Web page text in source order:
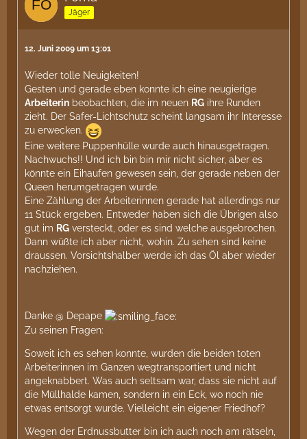
Jäger
12. Juni 2009 um 13:01
Wieder tolle Neuigkeiten!
Gesten und gerade eben konnte ich eine neugierige
Arbeiterin beobachten, die im neuen RG ihre Runden
zieht. Der Safer-Lichtschutz scheint langsam ihr Interesse
zu erwecken.
Eine weitere Puppenhülle wurde auch hinausgetragen.
Nachwuchs!! Und ich bin bin mir nicht sicher, aber es
könnte ein Eihaufen gewesen sein, der gerade neben der
Queen herumgetragen wurde.
Eine Zählung der Arbeiterinnen gerade hat allerdings nur
11 Stück ergeben. Entweder haben sich die Übrigen also
gut im RG versteckt, oder es sind welche ausgebrochen.
Dann wüßte ich aber nicht, wohin. Zu sehen sind keine
draussen. Vorsichtshalber werde ich das Öl aber wieder
nachziehen.
Danke @ Depape
Zu seinen Fragen:
Soweit ich es sehen konnte, wurden die beiden toten
Arbeiterinnen im Ganzen wegtransportiert und nicht
angeknabbert. Was auch seltsam war, dass sie nicht auf
die Müllhalde kamen, sondern in ein Eck, wo noch nie
etwas entsorgt wurde. Vielleicht ein eigener Friedhof?
Wegen der Erdnussbutter bin ich auch noch am rätseln,